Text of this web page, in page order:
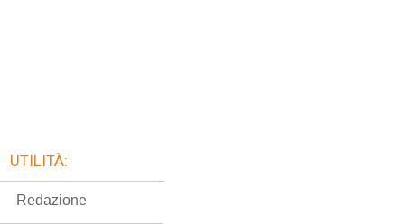
UTILITÀ:
Redazione